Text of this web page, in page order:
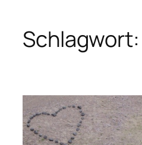
Schlagwort: